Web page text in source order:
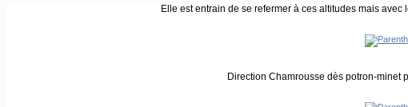
Elle est entrain de se refermer à ces altitudes mais
Direction Chamrousse dès potron-minet